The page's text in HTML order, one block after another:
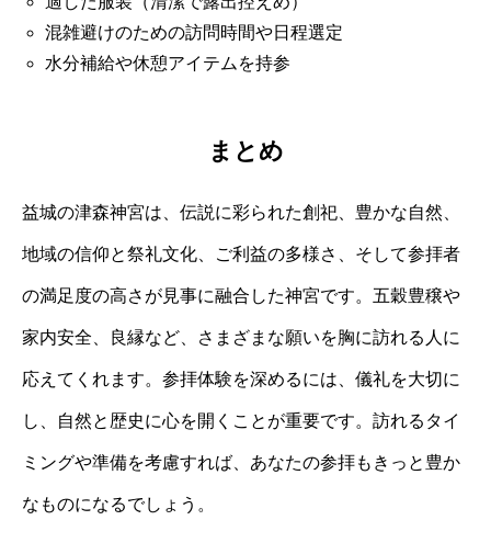
混雑避けのための訪問時間や日程選定
水分補給や休憩アイテムを持参
まとめ
益城の津森神宮は、伝説に彩られた創祀、豊かな自然、
地域の信仰と祭礼文化、ご利益の多様さ、そして参拝者
の満足度の高さが見事に融合した神宮です。五穀豊穣や
家内安全、良縁など、さまざまな願いを胸に訪れる人に
応えてくれます。参拝体験を深めるには、儀礼を大切に
し、自然と歴史に心を開くことが重要です。訪れるタイ
ミングや準備を考慮すれば、あなたの参拝もきっと豊か
なものになるでしょう。